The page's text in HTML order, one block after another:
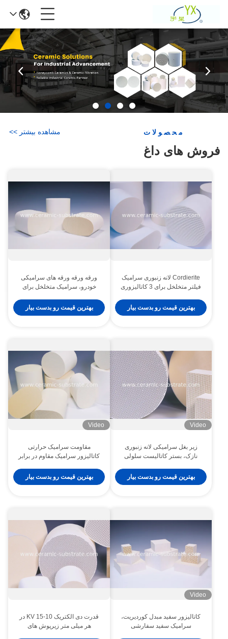
محصولات
فروش های داغ
مشاهده بیشتر >
>
Cordierite لانه زنبوری سرامیک
فیلتر متخلخل برای 3 کاتالیزوری
بهترین قیمت رو بدست بیار
ورقه ورقه ورقه های سرامیکی
خودرو، سرامیک متخلخل برای
بهترین قیمت رو بدست بیار
Video
زیر بغل سرامیکی لانه زنبوری
نازک، بستر کاتالیست سلولی
بهترین قیمت رو بدست بیار
Video
مقاومت سرامیک حرارتی
کاتالیزور سرامیک مقاوم در برابر
بهترین قیمت رو بدست بیار
Video
کاتالیزور سفید مبدل کوردیریت،
سرامیک سفید سفارشی
قدرت دی الکتریک 10-15 KV در
هر میلی متر زیرپوش های